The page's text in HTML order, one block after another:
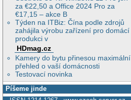
za €22,50 a Office 2024 Pro za
€17,15 – akce B
Týden na ITBiz: Čína podle zdrojů
zahájila výrobu zařízení pro domácí
produkci v
HDmag.cz
Kamery do bytu přinesou maximální
přehled o vaší domácnosti
Testovací novinka
Píšeme jinde